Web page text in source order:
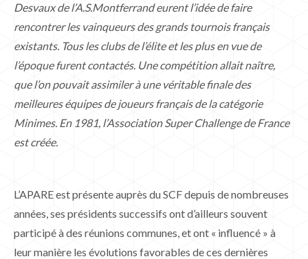
Desvaux de l’A.S.Montferrand eurent l’idée de faire
rencontrer les vainqueurs des grands tournois français
existants. Tous les clubs de l’élite et les plus en vue de
l’époque furent contactés. Une compétition allait naître,
que l’on pouvait assimiler à une véritable finale des
meilleures équipes de joueurs français de la catégorie
Minimes. En 1981, l’Association Super Challenge de France
est créée.
L’APARE est présente auprès du SCF depuis de nombreuses
années, ses présidents successifs ont d’ailleurs souvent
participé à des réunions communes, et ont « influencé » à
leur manière les évolutions favorables de ces dernières